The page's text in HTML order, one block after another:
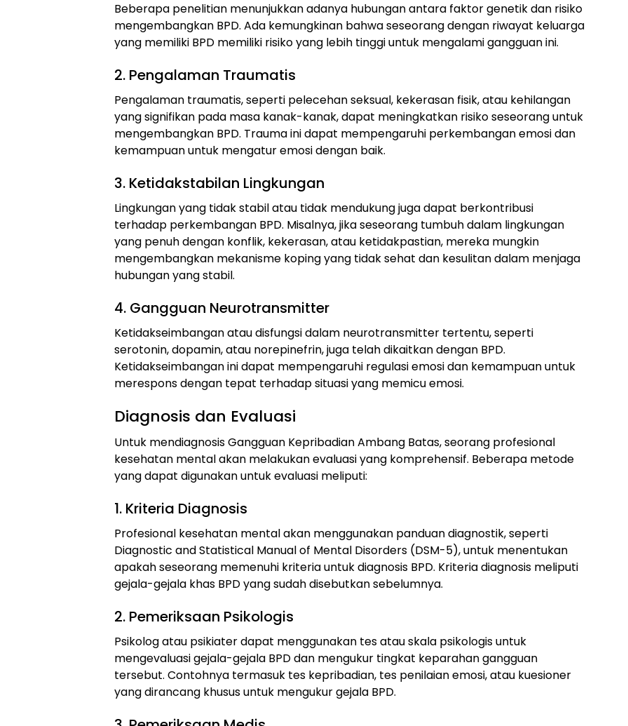
Beberapa penelitian menunjukkan adanya hubungan antara faktor genetik dan risiko
mengembangkan BPD. Ada kemungkinan bahwa seseorang dengan riwayat keluarga
yang memiliki BPD memiliki risiko yang lebih tinggi untuk mengalami gangguan ini.
2. Pengalaman Traumatis
Pengalaman traumatis, seperti pelecehan seksual, kekerasan fisik, atau kehilangan
yang signifikan pada masa kanak-kanak, dapat meningkatkan risiko seseorang untuk
mengembangkan BPD. Trauma ini dapat mempengaruhi perkembangan emosi dan
kemampuan untuk mengatur emosi dengan baik.
3. Ketidakstabilan Lingkungan
Lingkungan yang tidak stabil atau tidak mendukung juga dapat berkontribusi
terhadap perkembangan BPD. Misalnya, jika seseorang tumbuh dalam lingkungan
yang penuh dengan konflik, kekerasan, atau ketidakpastian, mereka mungkin
mengembangkan mekanisme koping yang tidak sehat dan kesulitan dalam menjaga
hubungan yang stabil.
4. Gangguan Neurotransmitter
Ketidakseimbangan atau disfungsi dalam neurotransmitter tertentu, seperti
serotonin, dopamin, atau norepinefrin, juga telah dikaitkan dengan BPD.
Ketidakseimbangan ini dapat mempengaruhi regulasi emosi dan kemampuan untuk
merespons dengan tepat terhadap situasi yang memicu emosi.
Diagnosis dan Evaluasi
Untuk mendiagnosis Gangguan Kepribadian Ambang Batas, seorang profesional
kesehatan mental akan melakukan evaluasi yang komprehensif. Beberapa metode
yang dapat digunakan untuk evaluasi meliputi:
1. Kriteria Diagnosis
Profesional kesehatan mental akan menggunakan panduan diagnostik, seperti
Diagnostic and Statistical Manual of Mental Disorders (DSM-5), untuk menentukan
apakah seseorang memenuhi kriteria untuk diagnosis BPD. Kriteria diagnosis meliputi
gejala-gejala khas BPD yang sudah disebutkan sebelumnya.
2. Pemeriksaan Psikologis
Psikolog atau psikiater dapat menggunakan tes atau skala psikologis untuk
mengevaluasi gejala-gejala BPD dan mengukur tingkat keparahan gangguan
tersebut. Contohnya termasuk tes kepribadian, tes penilaian emosi, atau kuesioner
yang dirancang khusus untuk mengukur gejala BPD.